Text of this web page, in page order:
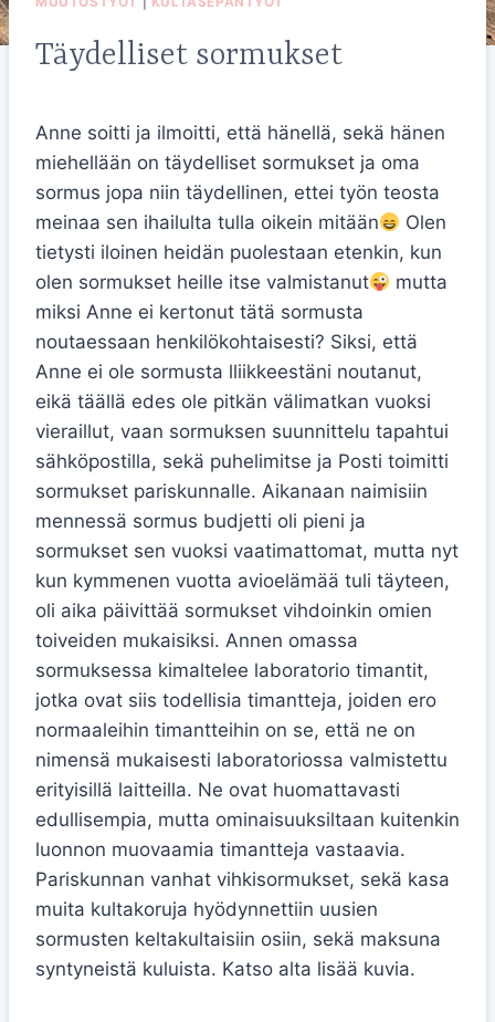
Täydelliset sormukset
Anne soitti ja ilmoitti, että hänellä, sekä hänen
miehellään on täydelliset sormukset ja oma
sormus jopa niin täydellinen, ettei työn teosta
meinaa sen ihailulta tulla oikein mitään
Olen
tietysti iloinen heidän puolestaan etenkin, kun
olen sormukset heille itse valmistanut
mutta
miksi Anne ei kertonut tätä sormusta
noutaessaan henkilökohtaisesti? Siksi, että
Anne ei ole sormusta lliikkeestäni noutanut,
eikä täällä edes ole pitkän välimatkan vuoksi
vieraillut, vaan sormuksen suunnittelu tapahtui
sähköpostilla, sekä puhelimitse ja Posti toimitti
sormukset pariskunnalle. Aikanaan naimisiin
mennessä sormus budjetti oli pieni ja
sormukset sen vuoksi vaatimattomat, mutta nyt
kun kymmenen vuotta avioelämää tuli täyteen,
oli aika päivittää sormukset vihdoinkin omien
toiveiden mukaisiksi. Annen omassa
sormuksessa kimaltelee laboratorio timantit,
jotka ovat siis todellisia timantteja, joiden ero
normaaleihin timantteihin on se, että ne on
nimensä mukaisesti laboratoriossa valmistettu
erityisillä laitteilla. Ne ovat huomattavasti
edullisempia, mutta ominaisuuksiltaan kuitenkin
luonnon muovaamia timantteja vastaavia.
Pariskunnan vanhat vihkisormukset, sekä kasa
muita kultakoruja hyödynnettiin uusien
sormusten keltakultaisiin osiin, sekä maksuna
syntyneistä kuluista. Katso alta lisää kuvia.